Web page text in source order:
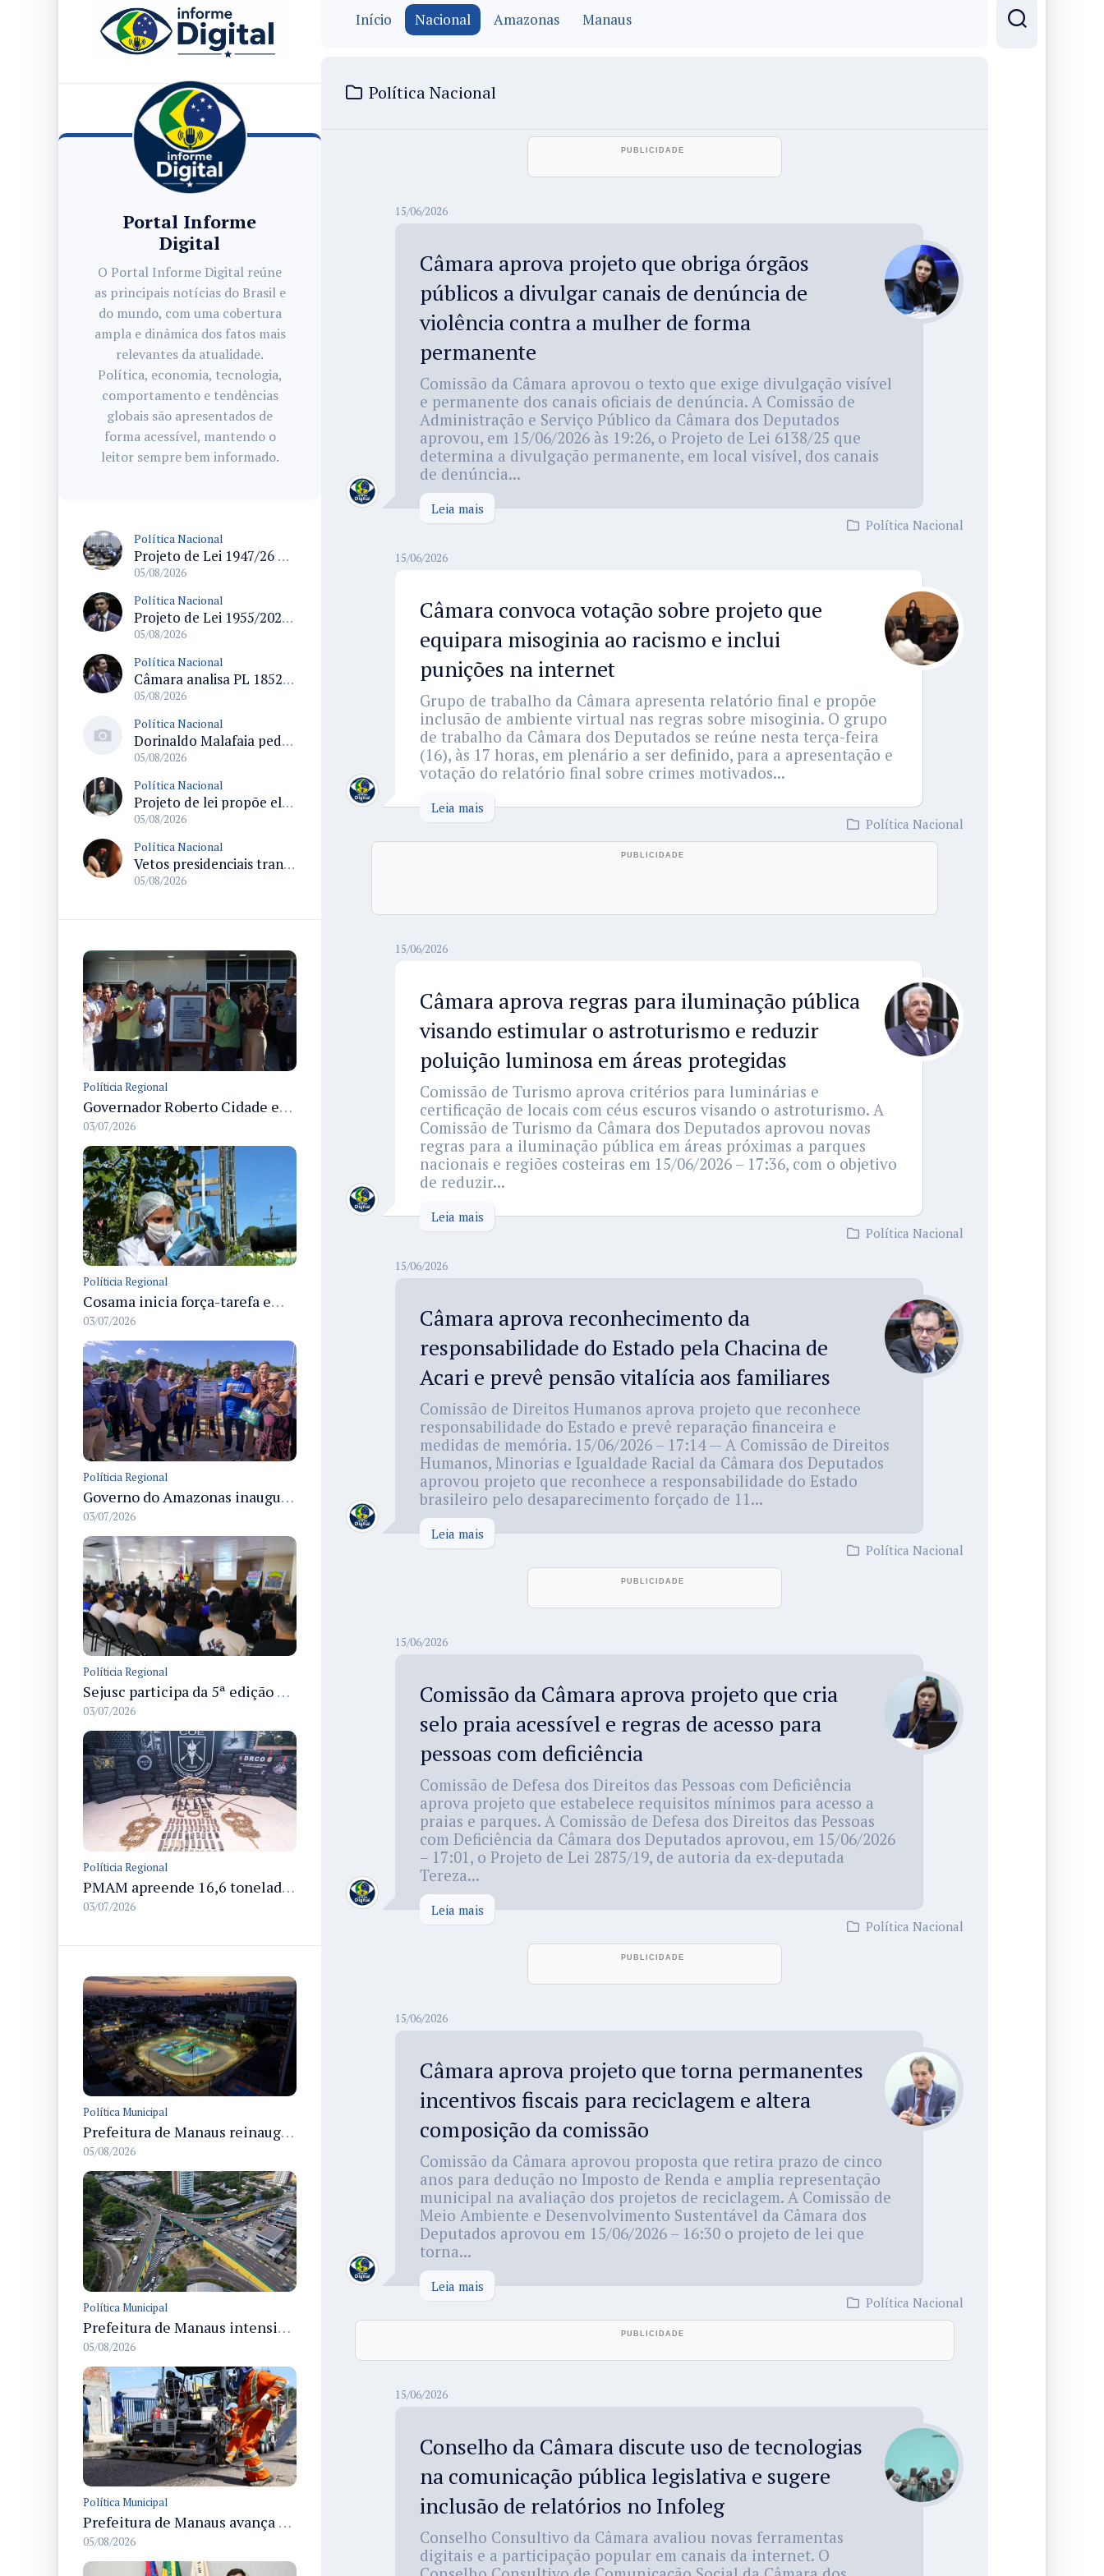
Portal Informe
Digital
O Portal Informe Digital reúne
as principais notícias do Brasil e
do mundo, com uma cobertura
ampla e dinâmica dos fatos mais
relevantes da atualidade.
Política, economia, tecnologia,
comportamento e tendências
globais são apresentados de
forma acessível, mantendo o
leitor sempre bem informado.
Política Nacional
Projeto de Lei 1947/26 propõe fim de margens para cartão de crédito e consignado do INSS
05/08/2026
Política Nacional
Projeto de Lei 1955/2026 propõe criação de geração livre de fumo ao restringir venda de vapes a nascidos desde 1º de janeiro de 2009
05/08/2026
Política Nacional
Câmara analisa PL 1852/26 que institui Política Nacional de Gestão de Desempenho e Eficiência para servidores públicos
05/08/2026
Política Nacional
Dorinaldo Malafaia pede vacinação ativa ao Ministério da Saúde para reverter queda na cobertura vacinal no Brasil
05/08/2026
Política Nacional
Projeto de lei propõe elevar para R$ 250 mil limite de isenção do IPI para pessoas com deficiência e autismo
05/08/2026
Política Nacional
Vetos presidenciais trancam a pauta do Congresso com 87 itens pendentes e incluem trechos do Orçamento de 2026
05/08/2026
Políticia Regional
Governador Roberto Cidade entrega readequação do ambulatório da FCecon e amplia capacidade de atendimento oncológico em Manaus
03/07/2026
Políticia Regional
Cosama inicia força-tarefa em Anamã para fortalecer abastecimento de água e segurança hídrica da população
03/07/2026
Políticia Regional
Governo do Amazonas inaugura primeiro Castramóvel Fluvial para atendimento veterinário às comunidades ribeirinhas e castração gratuita
03/07/2026
Políticia Regional
Sejusc participa da 5ª edição do Caminhos Literários com foco na cultura hip-hop nas unidades socioeducativas
03/07/2026
Políticia Regional
PMAM apreende 16,6 toneladas de entorpecentes e registra aumento nas prisões em flagrante e nas capturas de foragidos no primeiro semestre de 2026
03/07/2026
Política Municipal
Prefeitura de Manaus reinaugura o Velódromo Professora Alzira Campos e entrega espaço esportivo totalmente revitalizado
05/08/2026
Política Municipal
Prefeitura de Manaus intensifica obras de modernização no viaduto Miguel Arraes para ampliar segurança e acessibilidade na região
05/08/2026
Política Municipal
Prefeitura de Manaus avança com recapeamento no Parque Rio Solimões e cobre cerca de 30 ruas
05/08/2026
Início Nacional Amazonas Manaus
Política Nacional
15/06/2026
Câmara aprova projeto que obriga órgãos
públicos a divulgar canais de denúncia de
violência contra a mulher de forma
permanente
Comissão da Câmara aprovou o texto que exige divulgação visível
e permanente dos canais oficiais de denúncia. A Comissão de
Administração e Serviço Público da Câmara dos Deputados
aprovou, em 15/06/2026 às 19:26, o Projeto de Lei 6138/25 que
determina a divulgação permanente, em local visível, dos canais
de denúncia...
Leia mais
Política Nacional
15/06/2026
Câmara convoca votação sobre projeto que
equipara misoginia ao racismo e inclui
punições na internet
Grupo de trabalho da Câmara apresenta relatório final e propõe
inclusão de ambiente virtual nas regras sobre misoginia. O grupo
de trabalho da Câmara dos Deputados se reúne nesta terça-feira
(16), às 17 horas, em plenário a ser definido, para a apresentação e
votação do relatório final sobre crimes motivados...
Leia mais
Política Nacional
15/06/2026
Câmara aprova regras para iluminação pública
visando estimular o astroturismo e reduzir
poluição luminosa em áreas protegidas
Comissão de Turismo aprova critérios para luminárias e
certificação de locais com céus escuros visando o astroturismo. A
Comissão de Turismo da Câmara dos Deputados aprovou novas
regras para a iluminação pública em áreas próximas a parques
nacionais e regiões costeiras em 15/06/2026 – 17:36, com o objetivo
de reduzir...
Leia mais
Política Nacional
15/06/2026
Câmara aprova reconhecimento da
responsabilidade do Estado pela Chacina de
Acari e prevê pensão vitalícia aos familiares
Comissão de Direitos Humanos aprova projeto que reconhece
responsabilidade do Estado e prevê reparação financeira e
medidas de memória. 15/06/2026 – 17:14 — A Comissão de Direitos
Humanos, Minorias e Igualdade Racial da Câmara dos Deputados
aprovou projeto que reconhece a responsabilidade do Estado
brasileiro pelo desaparecimento forçado de 11...
Leia mais
Política Nacional
15/06/2026
Comissão da Câmara aprova projeto que cria
selo praia acessível e regras de acesso para
pessoas com deficiência
Comissão de Defesa dos Direitos das Pessoas com Deficiência
aprova projeto que estabelece requisitos mínimos para acesso a
praias e parques. A Comissão de Defesa dos Direitos das Pessoas
com Deficiência da Câmara dos Deputados aprovou, em 15/06/2026
– 17:01, o Projeto de Lei 2875/19, de autoria da ex-deputada
Tereza...
Leia mais
Política Nacional
15/06/2026
Câmara aprova projeto que torna permanentes
incentivos fiscais para reciclagem e altera
composição da comissão
Comissão da Câmara aprovou proposta que retira prazo de cinco
anos para dedução no Imposto de Renda e amplia representação
municipal na avaliação dos projetos de reciclagem. A Comissão de
Meio Ambiente e Desenvolvimento Sustentável da Câmara dos
Deputados aprovou em 15/06/2026 – 16:30 o projeto de lei que
torna...
Leia mais
Política Nacional
15/06/2026
Conselho da Câmara discute uso de tecnologias
na comunicação pública legislativa e sugere
inclusão de relatórios no Infoleg
Conselho Consultivo da Câmara avaliou novas ferramentas
digitais e a participação popular em canais da internet. O